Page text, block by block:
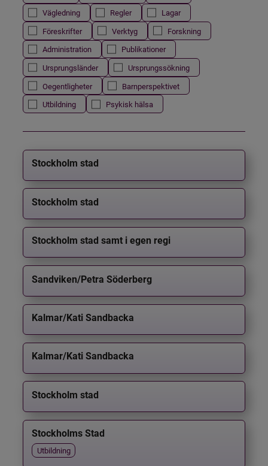
Vägledning
Regler
Lagar
Föreskrifter
Verktyg
Forskning
Administration
Publikationer
Ursprungsländer
Ursprungssökning
Oegentligheter
Barnperspektivet
Utbildning
Psykisk hälsa
Stockholm stad
Stockholm stad
Stockholm stad samt i egen regi
Sandviken/Petra Söderberg
Kalmar/Kati Sandbacka
Kalmar/Kati Sandbacka
Stockholm stad
Stockholms Stad
Utbildning